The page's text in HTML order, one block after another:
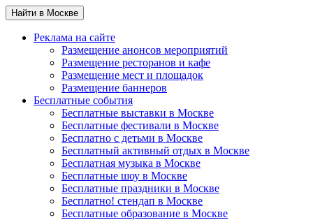
Найти в Москве
Реклама на сайте
Размещение анонсов мероприятий
Размещение ресторанов и кафе
Размещение мест и площадок
Размещение баннеров
Бесплатные события
Бесплатные выставки в Москве
Бесплатные фестивали в Москве
Бесплатно с детьми в Москве
Бесплатный активный отдых в Москве
Бесплатная музыка в Москве
Бесплатные шоу в Москве
Бесплатные праздники в Москве
Бесплатно! стендап в Москве
Бесплатные образование в Москве